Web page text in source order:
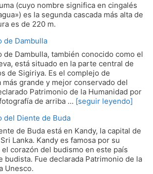
(cuyo nombre significa en cingalés
es la segunda cascada más alta de
es de 220 m.
de Dambulla
de Dambulla, también conocido como el
está situado en la parte central de
de Sigiriya. Es el complejo de
grande y mejor conservado del
Patrimonio de la Humanidad por
de arriba … [seguir leyendo]
del Diente de Buda
de Buda está en Kandy, la capital de
Lanka. Kandy es famosa por su
corazón del budismo en este país
budista. Fue declarada Patrimonio de la
Unesco.